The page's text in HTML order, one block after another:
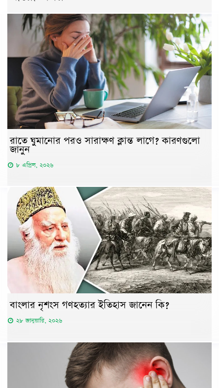
রাতে ঘুমানোর পরও সারাক্ষণ ক্লান্ত লাগে? কারণগুলো
জানুন
৮ এপ্রিল, ২০২৬
বাংলার নৃশংস গণহত্যার ইতিহাস জানেন কি?
২৮ জানুয়ারি, ২০২৬